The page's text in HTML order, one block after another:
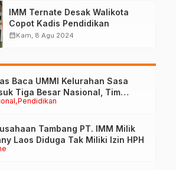
IMM Ternate Desak Walikota
Copot Kadis Pendidikan
calendar_monthKam, 8 Agu 2024
Pendidikan
Baca UMMI Kelurahan Sasa
Tiga Besar Nasional, Tim
Lakukan Visitasi di Ternate
Tambang PT. IMM Milik
Laos Diduga Tak Miliki Izin HPH